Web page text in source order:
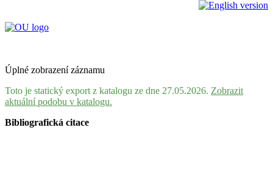
Úplné zobrazení záznamu
Toto je statický export z katalogu ze dne 27.05.2026. Zobrazit
aktuální podobu v katalogu.
Bibliografická citace